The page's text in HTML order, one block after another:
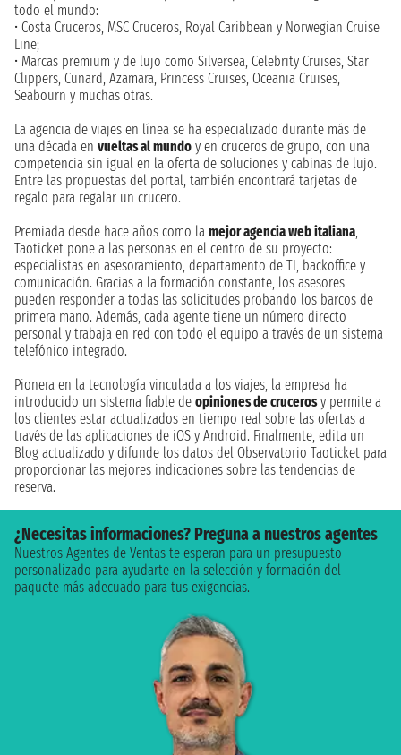
todo el mundo:
• Costa Cruceros, MSC Cruceros, Royal Caribbean y Norwegian Cruise
Line;
• Marcas premium y de lujo como Silversea, Celebrity Cruises, Star
Clippers, Cunard, Azamara, Princess Cruises, Oceania Cruises,
Seabourn y muchas otras.
La agencia de viajes en línea se ha especializado durante más de
una década en vueltas al mundo y en cruceros de grupo, con una
competencia sin igual en la oferta de soluciones y cabinas de lujo.
Entre las propuestas del portal, también encontrará tarjetas de
regalo para regalar un crucero.
Premiada desde hace años como la mejor agencia web italiana,
Taoticket pone a las personas en el centro de su proyecto:
especialistas en asesoramiento, departamento de TI, backoffice y
comunicación. Gracias a la formación constante, los asesores
pueden responder a todas las solicitudes probando los barcos de
primera mano. Además, cada agente tiene un número directo
personal y trabaja en red con todo el equipo a través de un sistema
telefónico integrado.
Pionera en la tecnología vinculada a los viajes, la empresa ha
introducido un sistema fiable de opiniones de crucerosy permite a
los clientes estar actualizados en tiempo real sobre las ofertas a
través de las aplicaciones de iOS y Android. Finalmente, edita un
Blog actualizado y difunde los datos del Observatorio Taoticket para
proporcionar las mejores indicaciones sobre las tendencias de
reserva.
¿Necesitas informaciones? Preguna a nuestros agentes
Nuestros Agentes de Ventas te esperan para un presupuesto
personalizado para ayudarte en la selección y formación del
paquete más adecuado para tus exigencias.